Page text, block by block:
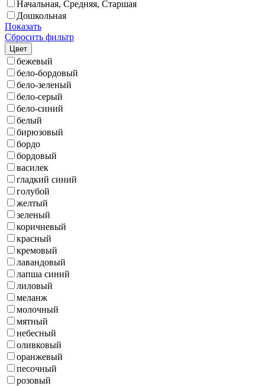
Начальная, Средняя, Старшая
Дошкольная
Показать
Сбросить фильтр
Цвет
бежевый
бело-бордовый
бело-зеленый
бело-серый
бело-синий
белый
бирюзовый
бордо
бордовый
василек
гладкий синий
голубой
желтый
зеленый
коричневый
красный
кремовый
лавандовый
лапша синий
лиловый
меланж
молочный
мятный
небесный
оливковый
оранжевый
песочный
розовый